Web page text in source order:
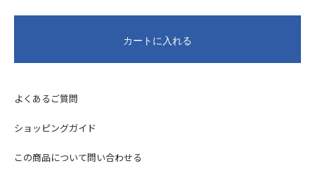
カートに入れる
よくあるご質問
ショッピングガイド
この商品について問い合わせる